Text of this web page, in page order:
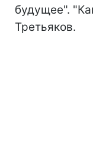
будущее".
Третьяков.